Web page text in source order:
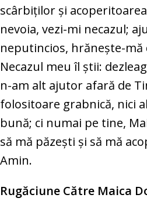
scârbiţilor şi
nevoia, vezi-mi necazul;
neputincios, hrăneşte-mă
Necazul meu îl ştii:
n-am alt ajutor afară de
folositoare grabnică, nici
bună; ci numai pe tine,
să mă păzeşti şi să mă
Amin.
Rugăciune Către Maica